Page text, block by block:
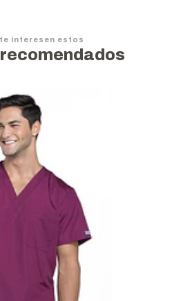
te interesen estos